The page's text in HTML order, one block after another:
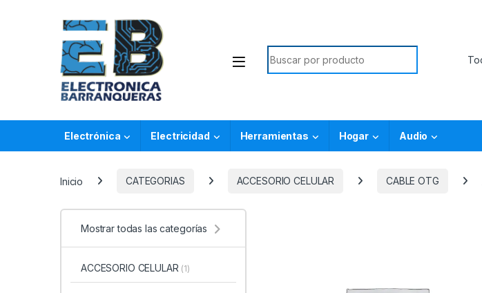
Electrónica Electricidad Herramientas Hogar Audio
Inicio CATEGORIAS ACCESORIO CELULAR CABLE OTG
Mostrar todas las categorías
ACCESORIO CELULAR (1)